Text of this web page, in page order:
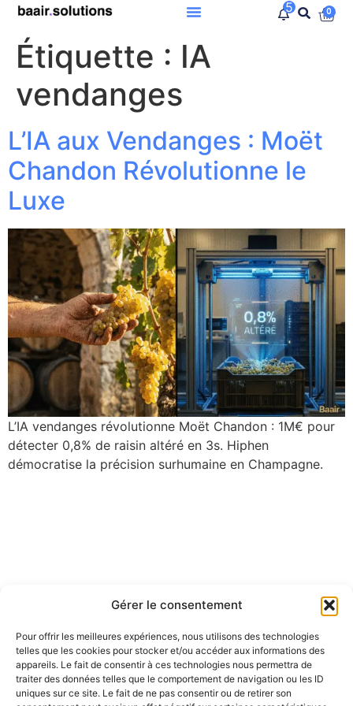
Gérer le consentement
Pour offrir les meilleures expériences, nous utilisons des technologies
telles que les cookies pour stocker et/ou accéder aux informations des
appareils. Le fait de consentir à ces technologies nous permettra de
traiter des données telles que le comportement de navigation ou les ID
uniques sur ce site. Le fait de ne pas consentir ou de retirer son
5 0
Étiquette : IA
vendanges
L’IA aux Vendanges : Moët
Chandon Révolutionne le
Luxe
L’IA vendanges révolutionne Moët Chandon : 1M€ pour
détecter 0,8% de raisin altéré en 3s. Hiphen
démocratise la précision surhumaine en Champagne.